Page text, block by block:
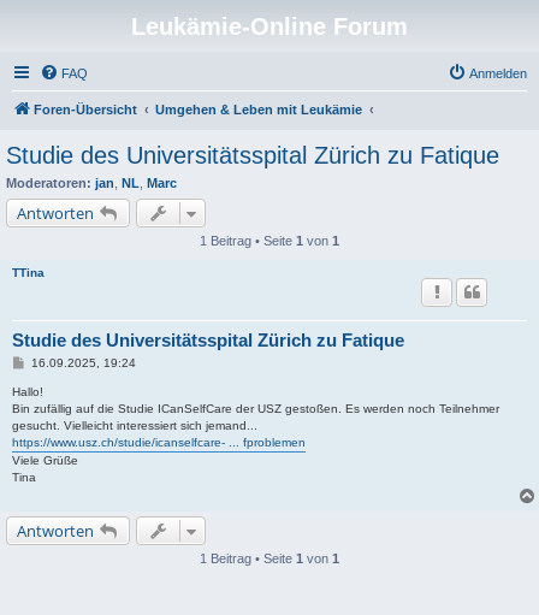
Leukämie-Online Forum
FAQ Anmelden
Foren-Übersicht Umgehen & Leben mit Leukämie
Studie des Universitätsspital Zürich zu Fatique
Moderatoren: jan NL Marc
Antworten
1 Beitrag • Seite 1 von 1
TTina
Studie des Universitätsspital Zürich zu Fatique
B
i
t
a
g
16.09.2025, 19:24
Hallo!
Bin zufällig auf die Studie ICanSelfCare der USZ gestoßen. Es werden noch Teilnehmer
gesucht. Vielleicht interessiert sich jemand...
https://www.usz.ch/studie/icanselfcare- ... fproblemen
Viele Grüße
Tina
Antworten
1 Beitrag • Seite 1 von 1